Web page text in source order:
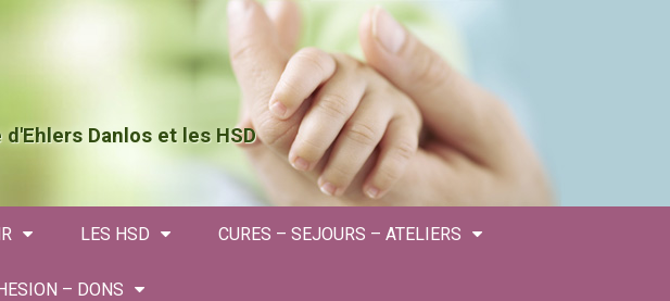
d'Ehlers Danlos et les HSD
LES HSD CURES – SEJOURS – ATELIERS
– DONS